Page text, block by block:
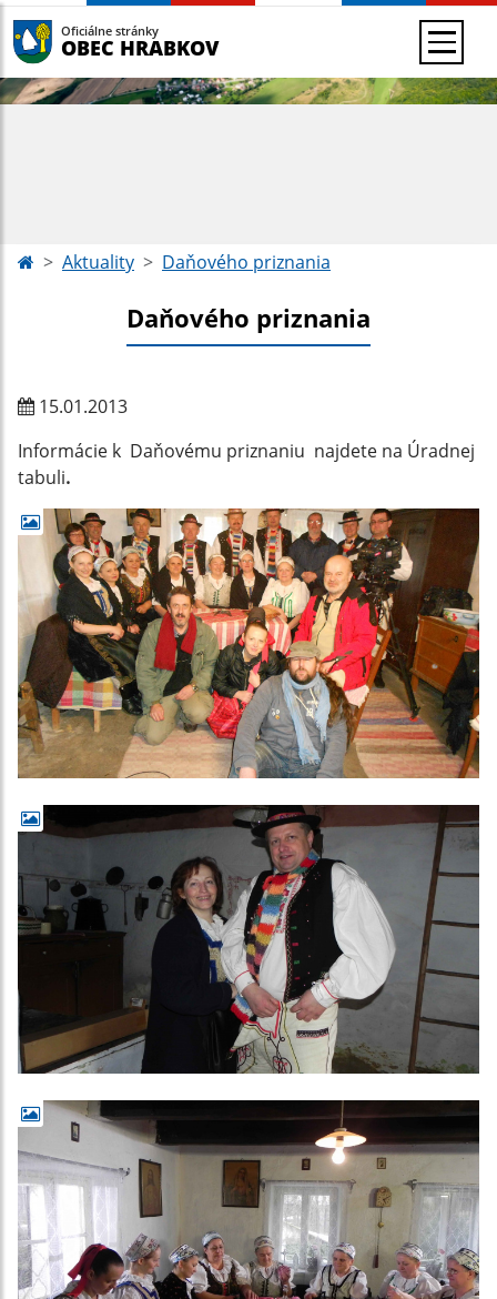
Oficiálne stránky
OBEC HRABKOV
Aktuality Daňového priznania
Daňového priznania
15.01.2013
Informácie k Daňovému priznaniu najdete na Úradnej
tabuli.